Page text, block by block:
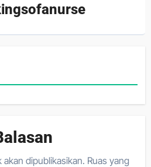
akan dipublikasikan. Ruas yang